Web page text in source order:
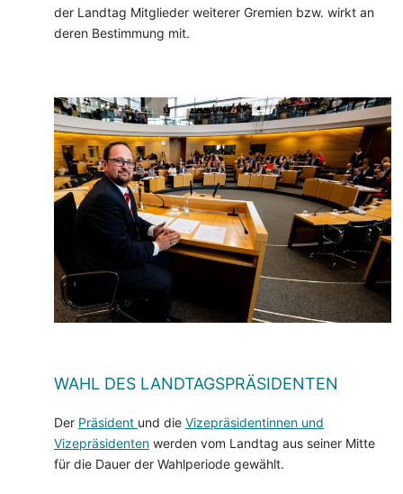
der Landtag Mitglieder weiterer Gremien bzw. wirkt an
deren Bestimmung mit.
WAHL DES LANDTAGSPRÄSIDENTEN
Der Präsident und die Vizepräsidentinnen und
Vizepräsidenten werden vom Landtag aus seiner Mitte
für die Dauer der Wahlperiode gewählt.